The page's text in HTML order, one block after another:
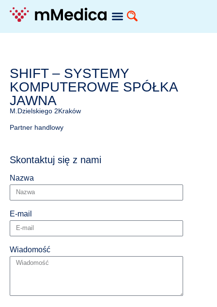
SHIFT – SYSTEMY
KOMPUTEROWE SPÓŁKA
JAWNA
M.Dzielskiego 2Kraków
Partner handlowy
Skontaktuj się z nami
Nazwa
E-mail
Wiadomość